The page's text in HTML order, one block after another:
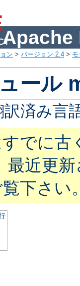
Apache
ン > バージョン 2.4 >
ール
訳済み言
でに古
最近更
下さい